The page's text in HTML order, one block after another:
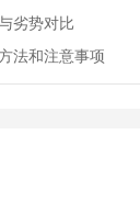
劣势对比
法和注意事项